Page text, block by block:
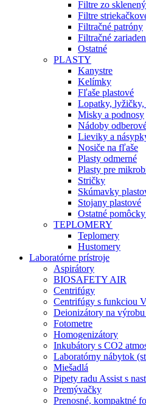
Filtre zo
Filtre
Filtračné patróny
Filtračné
Ostatné
PLASTY
Kanystre
Kelímky
Fľaše plastové
Lopatky, lyžičky,
Misky a podnosy
Nádoby
Lieviky a
Nosiče na fľaše
Plasty odmerné
Plasty pre
Stričky
Skúmavky
Stojany plastové
Ostatné
TEPLOMERY
Teplomery
Hustomery
Laboratórne prístroje
Aspirátory
BIOSAFETY AIR
Centrifúgy
Centrifúgy s funkciou
Deionizátory na
Fotometre
Homogenizátory
Inkubátory s CO2
Laboratórny nábytok
Miešadlá
Pipety radu Assist s
Premývačky
Prenosné, kompaktné